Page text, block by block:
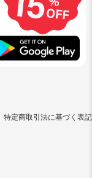
特定商取引法に基づく表記